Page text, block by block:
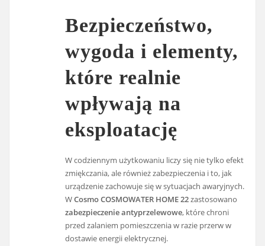
Bezpieczeństwo,
wygoda i elementy,
które realnie
wpływają na
eksploatację
W codziennym użytkowaniu liczy się nie tylko efekt
zmiękczania, ale również zabezpieczenia i to, jak
urządzenie zachowuje się w sytuacjach awaryjnych.
WCosmo COSMOWATER HOME 22zastosowano
zabezpieczenie antyprzelewowe, które chroni
przed zalaniem pomieszczenia w razie przerw w
dostawie energii elektrycznej.